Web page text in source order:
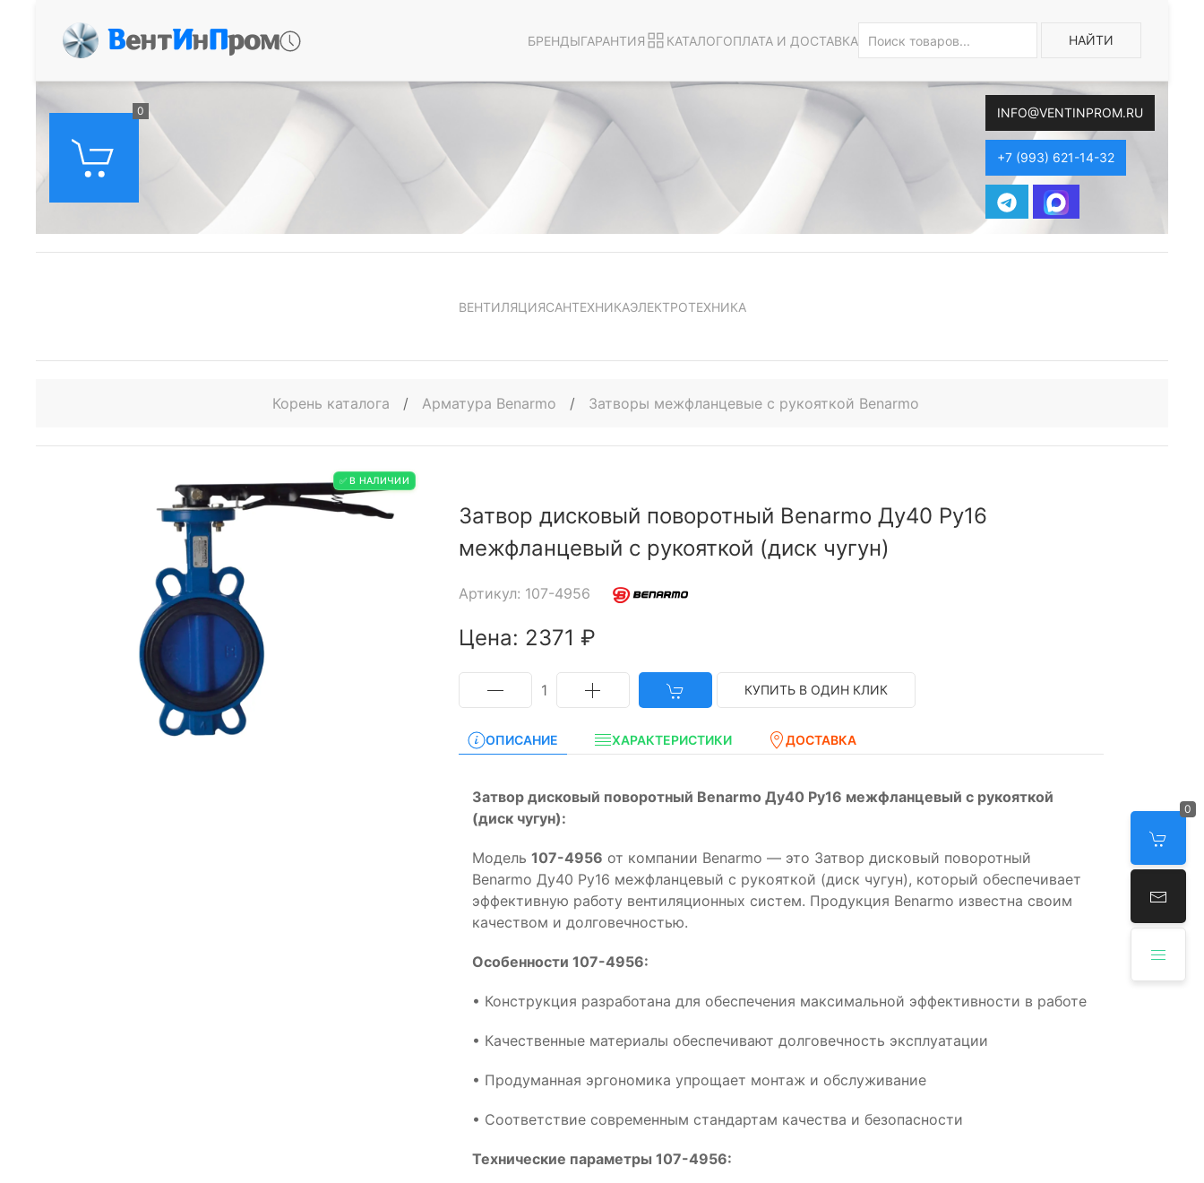
ВентИнПром БРЕНДЫГАРАНТИЯ КАТАЛОГОПЛАТА И ДОСТАВКА НАЙТИ
0 INFO@VENTINPROM.RU
+7 (993) 621-14-32
0
ВЕНТИЛЯЦИЯСАНТЕХНИКАЭЛЕКТРОТЕХНИКА
Корень каталога / Арматура Benarmo / Затворы межфланцевые с рукояткой Benarmo
✅ В НАЛИЧИИ
Затвор дисковый поворотный Benarmo Ду40 Ру16
межфланцевый с рукояткой (диск чугун)
Артикул: 107-4956
Цена: 2371 ₽
1 КУПИТЬ В ОДИН КЛИК
ОПИСАНИЕ ХАРАКТЕРИСТИКИ ДОСТАВКА
Затвор дисковый поворотный Benarmo Ду40 Ру16 межфланцевый с рукояткой
(диск чугун):
Модель 107-4956 от компании Benarmo — это Затвор дисковый поворотный
Benarmo Ду40 Ру16 межфланцевый с рукояткой (диск чугун), который обеспечивает
эффективную работу вентиляционных систем. Продукция Benarmo известна своим
качеством и долговечностью.
Особенности 107-4956:
• Конструкция разработана для обеспечения максимальной эффективности в работе
• Качественные материалы обеспечивают долговечность эксплуатации
• Продуманная эргономика упрощает монтаж и обслуживание
• Соответствие современным стандартам качества и безопасности
Технические параметры 107-4956: